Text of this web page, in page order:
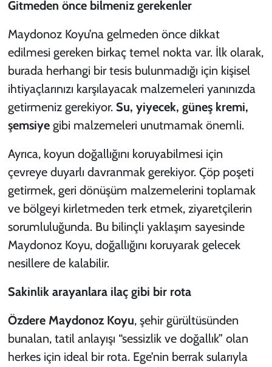
Gitmeden önce bilmeniz gerekenler
Maydonoz Koyu’na gelmeden önce dikkat
edilmesi gereken birkaç temel nokta var. İlk olarak,
burada herhangi bir tesis bulunmadığı için kişisel
ihtiyaçlarınızı karşılayacak malzemeleri yanınızda
getirmeniz gerekiyor. Su, yiyecek, güneş kremi,
şemsiyegibi malzemeleri unutmamak önemli.
Ayrıca, koyun doğallığını koruyabilmesi için
çevreye duyarlı davranmak gerekiyor. Çöp poşeti
getirmek, geri dönüşüm malzemelerini toplamak
ve bölgeyi kirletmeden terk etmek, ziyaretçilerin
sorumluluğunda. Bu bilinçli yaklaşım sayesinde
Maydonoz Koyu, doğallığını koruyarak gelecek
nesillere de kalabilir.
Sakinlik arayanlara ilaç gibi bir rota
Özdere Maydonoz Koyu, şehir gürültüsünden
bunalan, tatil anlayışı “sessizlik ve doğallık” olan
herkes için ideal bir rota. Ege’nin berrak sularıyla